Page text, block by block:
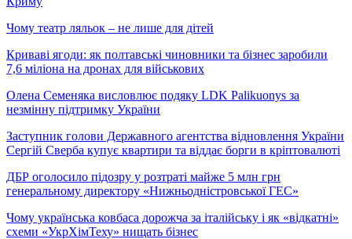
Чому театр ляльок – не лише для дітей
Криваві ягоди: як полтавські чиновники та бізнес заробили
7,6 міліона на дронах для військових
Олена Семеняка висловлює подяку LDK Palikuonys за
незмінну підтримку України
Заступник голови Державного агентства відновлення України
Сергій Сверба купує квартири та віддає борги в кріптовалюті
ДБР оголосило підозру у розтраті майже 5 млн грн
генеральному директору «Нижньодністровської ГЕС»
Чому українська ковбаса дорожча за італійську і як «відкатні»
схеми «УкрХімТеху» нищать бізнес